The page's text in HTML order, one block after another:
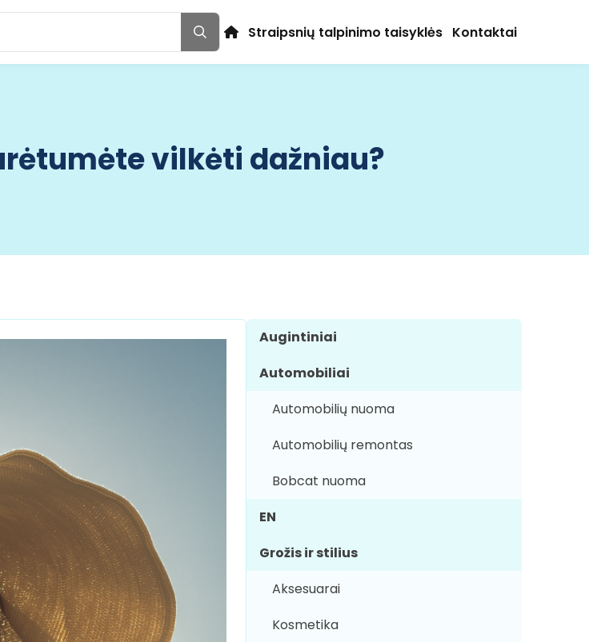
Straipsnių talpinimo taisyklės Kontaktai
vilkėti dažniau?
Augintiniai
Automobiliai
Automobilių nuoma
Automobilių remontas
Bobcat nuoma
EN
Grožis ir stilius
Aksesuarai
Kosmetika